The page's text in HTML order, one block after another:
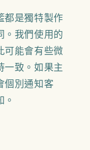
都是獨特製作
。我們使用的
可能會有些微
一致。如果主
個別通知客
。